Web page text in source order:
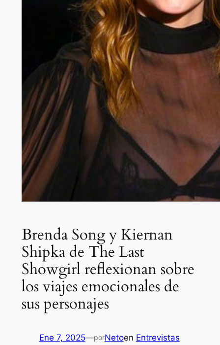
Brenda Song y Kiernan
Shipka de The Last
Showgirl reflexionan sobre
los viajes emocionales de
sus personajes
Ene 7, 2025—porNetoen Entrevistas